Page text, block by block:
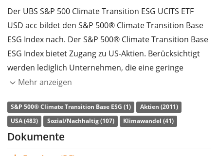
Der UBS S&P 500 Climate Transition ESG UCITS ETF
USD acc bildet den S&P 500® Climate Transition Base
ESG Index nach. Der S&P 500® Climate Transition Base
ESG Index bietet Zugang zu US-Aktien. Berücksichtigt
werden lediglich Unternehmen, die eine geringe
Kohlenstoffemission und ein hohes Rating in den
Unternehmensführung (ESG) aufweisen.
Ausgangsindex ist der S&P 500® Index.
Mehr anzeigen
S&P 500® Climate Transition Base ESG (1)
Aktien (2011)
USA (483)
Sozial/Nachhaltig (107) Klimawandel (41)
Dokumente